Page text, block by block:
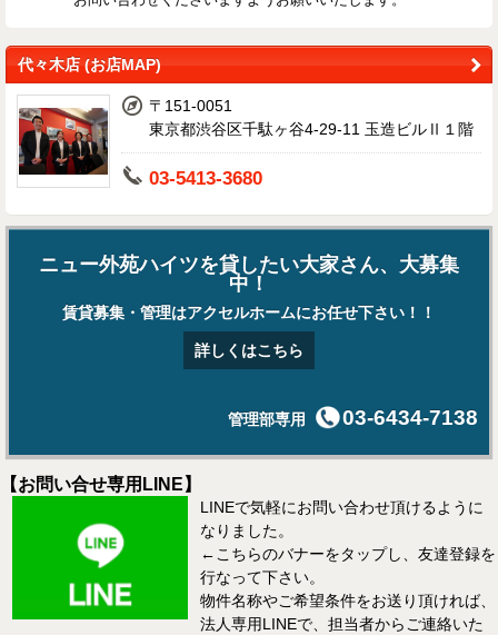
代々木店 (お店MAP)
〒151-0051
東京都渋谷区千駄ヶ谷4-29-11 玉造ビルⅡ１階
03-5413-3680
ニュー外苑ハイツを貸したい大家さん、大募集
中！
賃貸募集・管理はアクセルホームにお任せ下さい！！
詳しくはこちら
管理部専用 03-6434-7138
【お問い合せ専用LINE】
LINEで気軽にお問い合わせ頂けるように
なりました。
←こちらのバナーをタップし、友達登録を
行なって下さい。
物件名称やご希望条件をお送り頂ければ、
法人専用LINEで、担当者からご連絡いた